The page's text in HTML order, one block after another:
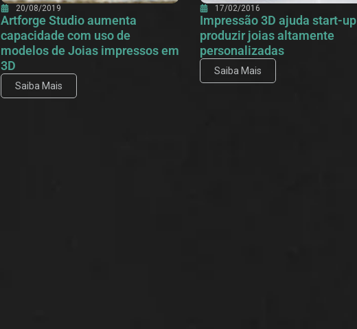
20/08/2019
Artforge Studio aumenta
capacidade com uso de
modelos de Joias impressos em
3D
Saiba Mais
17/02/2016
Impressão 3D ajuda start-up
produzir joias altamente
personalizadas
Saiba Mais